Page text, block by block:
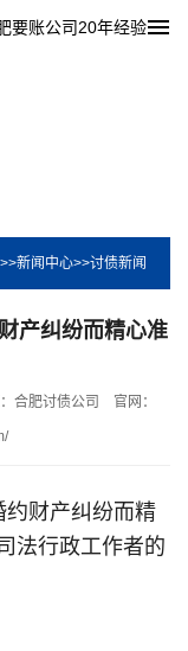
>>新闻中心>>讨债新闻
产纠纷而精心准
合肥讨债公司 官网：
约财产纠纷而精
法行政工作者的